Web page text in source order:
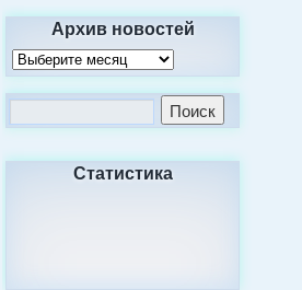
Архив новостей
Статистика